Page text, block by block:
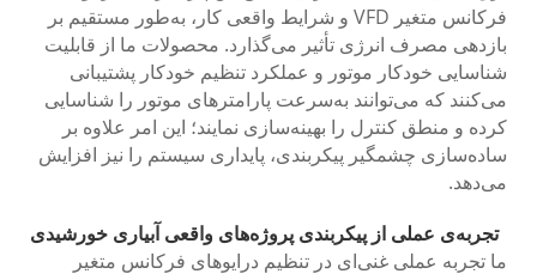
فرکانس متغیر VFD و شرایط واقعی کار، به‌طور مستقیم بر
بازدهی مصرف انرژی تأثیر می‌گذارد. محصولات ما از قابلیت
شناسایی خودکار موتور و عملکرد تنظیم خودکار پشتیبانی
می‌کنند که می‌توانند به‌سرعت پارامترهای موتور را شناسایی
کرده و منطق کنترل را بهینه‌سازی نمایند؛ این امر علاوه بر
ساده‌سازی چشمگیر پیکربندی، پایداری سیستم را نیز افزایش
می‌دهد.
تجربه‌ی عملی از پیکربندی پروژه‌های واقعی آبیاری خورشیدی
ما تجربه عملی غنی‌ای در تنظیم درایوهای فرکانس متغیر